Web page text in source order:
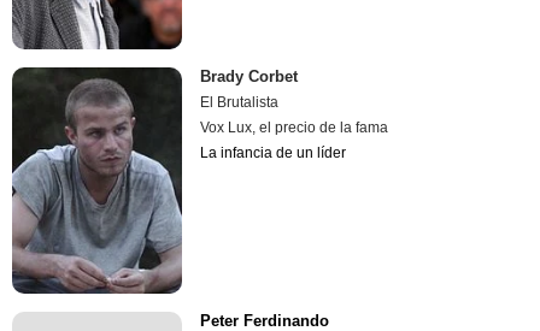
Brady Corbet
El Brutalista
Vox Lux, el precio de la fama
La infancia de un líder
Peter Ferdinando